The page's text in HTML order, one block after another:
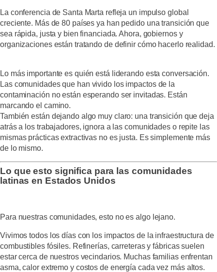
La conferencia de Santa Marta refleja un impulso global
creciente. Más de 80 países ya han pedido una transición que
sea rápida, justa y bien financiada. Ahora, gobiernos y
organizaciones están tratando de definir cómo hacerlo realidad.
Lo más importante es quién está liderando esta conversación.
Las comunidades que han vivido los impactos de la
contaminación no están esperando ser invitadas. Están
marcando el camino.
También están dejando algo muy claro: una transición que deja
atrás a los trabajadores, ignora a las comunidades o repite las
mismas prácticas extractivas no es justa. Es simplemente más
de lo mismo.
Lo que esto significa para las comunidades
latinas en Estados Unidos
Para nuestras comunidades, esto no es algo lejano.
Vivimos todos los días con los impactos de la infraestructura de
combustibles fósiles. Refinerías, carreteras y fábricas suelen
estar cerca de nuestros vecindarios. Muchas familias enfrentan
asma, calor extremo y costos de energía cada vez más altos.